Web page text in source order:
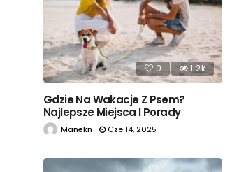
0 1.2k
Gdzie Na Wakacje Z Psem?
Najlepsze Miejsca I Porady
Manekn Cze 14, 2025